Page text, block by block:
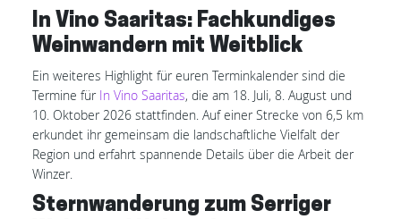
In Vino Saaritas: Fachkundiges
Weinwandern mit Weitblick
Ein weiteres Highlight für euren Terminkalender sind die
Termine für In Vino Saaritas, die am 18. Juli, 8. August und
10. Oktober 2026 stattfinden. Auf einer Strecke von 6,5 km
erkundet ihr gemeinsam die landschaftliche Vielfalt der
Region und erfahrt spannende Details über die Arbeit der
Winzer.
Sternwanderung zum Serriger